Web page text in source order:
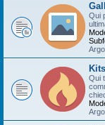
Qui
Qui